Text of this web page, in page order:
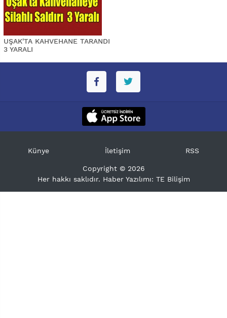
UŞAK'TA KAHVEHANE TARANDI
3 YARALI
Künye İletişim RSS
Copyright © 2026
Her hakkı saklıdır. Haber Yazılımı: TE Bilişim